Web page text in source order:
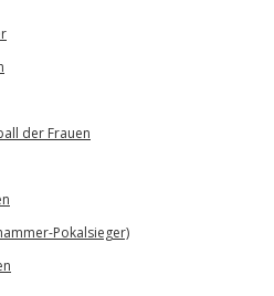
der Frauen
Pokalsieger)